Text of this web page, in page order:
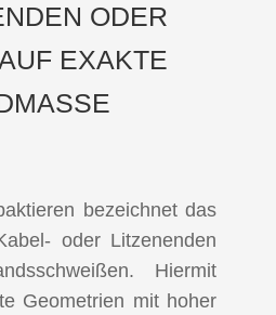
ODER
EXAKTE
bezeichnet das
oder Litzenenden
Hiermit
Geometrien mit hoher